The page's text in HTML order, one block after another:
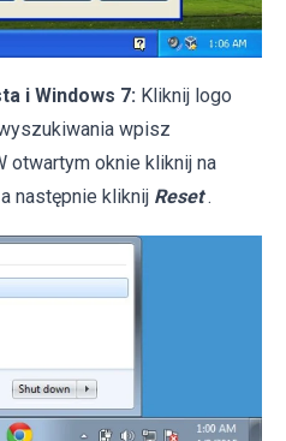
i Windows 7: Kliknij logo
wpisz
otwartym oknie kliknij na
następnie kliknij Reset .